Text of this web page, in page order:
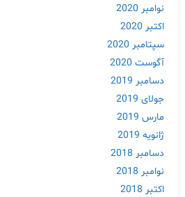
نوامبر 2020
اکتبر 2020
سپتامبر 2020
آگوست 2020
دسامبر 2019
جولای 2019
مارس 2019
ژانویه 2019
دسامبر 2018
نوامبر 2018
اکتبر 2018